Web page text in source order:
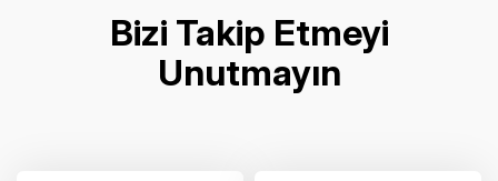
Bizi Takip Etmeyi
Unutmayın